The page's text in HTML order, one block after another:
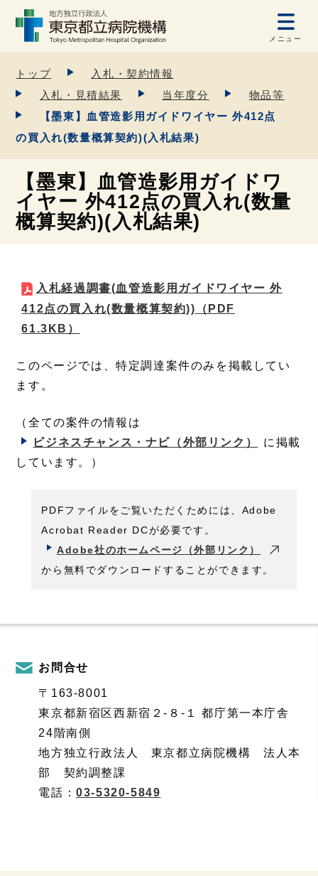
メニュー
トップ
入札・契約情報
入札・見積結果
当年度分
物品等
【墨東】血管造影用ガイドワイヤー 外412点
の買入れ(数量概算契約)(入札結果)
【墨東】血管造影用ガイドワ
イヤー 外412点の買入れ(数量
概算契約)(入札結果)
入札経過調書(血管造影用ガイドワイヤー 外
412点の買入れ(数量概算契約)) （PDF
61.3KB）
このページでは、特定調達案件のみを掲載してい
ます。
（全ての案件の情報は
ビジネスチャンス・ナビ （外部リンク）
に掲載
しています。）
PDFファイルをご覧いただくためには、Adobe
Acrobat Reader DCが必要です。
Adobe社のホームページ（外部リンク）
から無料でダウンロードすることができます。
お問合せ
〒163-8001
東京都新宿区西新宿２-８-１ 都庁第一本庁舎
24階南側
地方独立行政法人 東京都立病院機構 法人本
部 契約調整課
電話：03-5320-5849